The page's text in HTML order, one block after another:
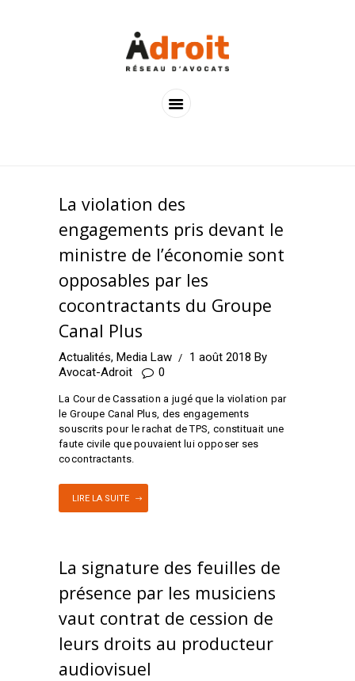
ACCUEIL
LES AVOCATS
La violation des
engagements pris devant le
ministre de l’économie sont
opposables par les
cocontractants du Groupe
Canal Plus
Actualités, Media Law 1 août 2018 By
Avocat-Adroit
0
La Cour de Cassation a jugé que la violation par
le Groupe Canal Plus, des engagements
souscrits pour le rachat de TPS, constituait une
faute civile que pouvaient lui opposer ses
cocontractants.
LIRE LA SUITE
La signature des feuilles de
présence par les musiciens
vaut contrat de cession de
leurs droits au producteur
audiovisuel